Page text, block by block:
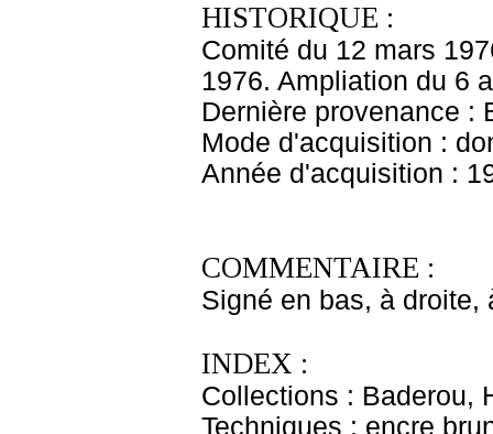
HISTORIQUE :
Comité du 12 mars
1976. Ampliation du 6
Dernière provenance :
Mode d'acquisition :
Année d'acquisition :
COMMENTAIRE :
Signé en bas, à droite,
INDEX :
Collections : Baderou,
Techniques : encre